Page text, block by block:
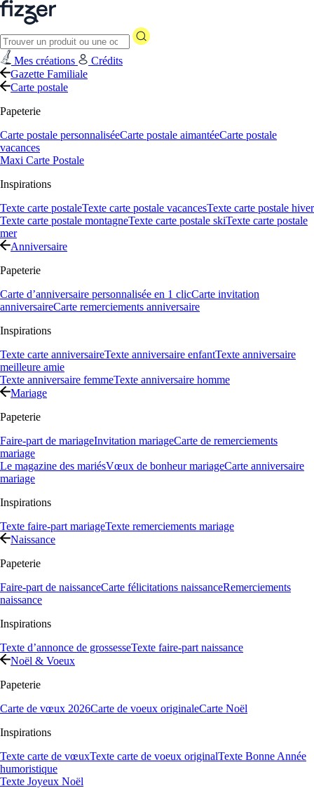
Mes créations
Crédits
Gazette Familiale
Carte postale
Papeterie
Carte postale personnaliséeCarte postale aimantéeCarte postale
vacances
Maxi Carte Postale
Inspirations
Texte carte postaleTexte carte postale vacancesTexte carte postale hiver
Texte carte postale montagneTexte carte postale skiTexte carte postale
mer
Anniversaire
Papeterie
Carte d’anniversaire personnalisée en 1 clicCarte invitation
anniversaireCarte remerciements anniversaire
Inspirations
Texte carte anniversaireTexte anniversaire enfantTexte anniversaire
meilleure amie
Texte anniversaire femmeTexte anniversaire homme
Mariage
Papeterie
Faire-part de mariageInvitation mariageCarte de remerciements
mariage
Le magazine des mariésVœux de bonheur mariageCarte anniversaire
mariage
Inspirations
Texte faire-part mariageTexte remerciements mariage
Naissance
Papeterie
Faire-part de naissanceCarte félicitations naissanceRemerciements
naissance
Inspirations
Texte d’annonce de grossesseTexte faire-part naissance
Noël & Voeux
Papeterie
Carte de vœux 2026Carte de voeux originaleCarte Noël
Inspirations
Texte carte de vœuxTexte carte de voeux originalTexte Bonne Année
humoristique
Texte Joyeux Noël